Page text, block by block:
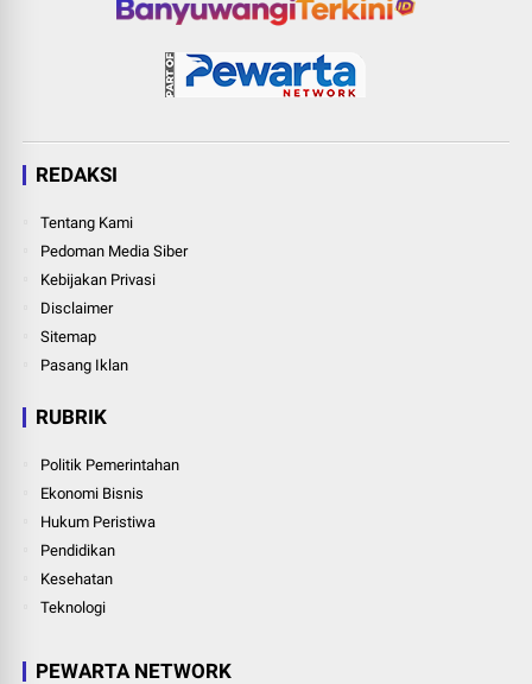
REDAKSI
Tentang Kami
Pedoman Media Siber
Kebijakan Privasi
Disclaimer
Sitemap
Pasang Iklan
RUBRIK
Politik Pemerintahan
Ekonomi Bisnis
Hukum Peristiwa
Pendidikan
Kesehatan
Teknologi
PEWARTA NETWORK